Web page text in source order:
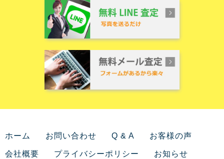
ホーム お問い合わせ Q & A お客様の声
会社概要 プライバシーポリシー お知らせ